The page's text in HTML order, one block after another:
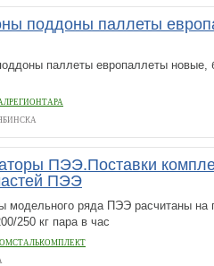
поддоны паллеты
паллеты европаллеты
ПЭЭ.Поставки
ПЭЭ
модельного ряда ПЭЭ расчитаны на
250 кг пара в час